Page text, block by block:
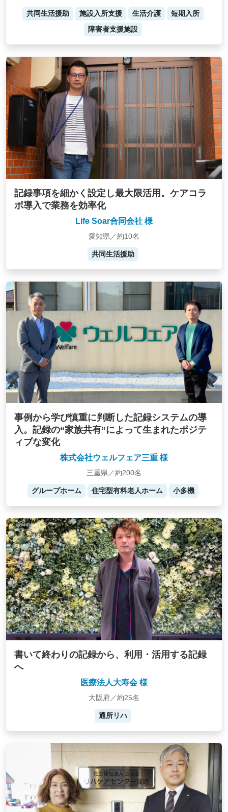
共同生活援助 施設入所支援 生活介護
短期入所
障害者支援施設
記録事項を細かく設定し最大限活用。ケアコラ
ボ導入で業務を効率化
Life Soar合同会社 様
愛知県／約10名
共同生活援助
事例から学び慎重に判断した記録システムの導
入。記録の“家族共有”によって生まれたポジテ
ィブな変化
株式会社ウェルフェア三重 様
三重県／約200名
グループホーム 住宅型有料老人ホーム 小多機
書いて終わりの記録から、利用・活用する記録
へ
医療法人大寿会 様
大阪府／約25名
通所リハ